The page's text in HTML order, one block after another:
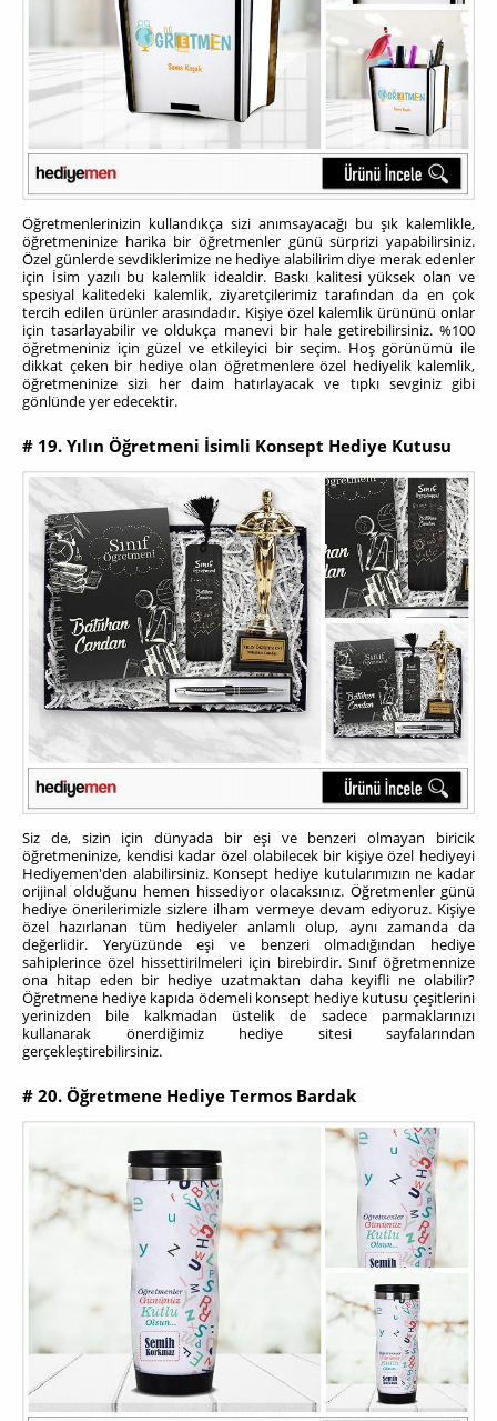
Öğretmenlerinizin kullandıkça sizi anımsayacağı bu şık kalemlikle,
öğretmeninize harika bir öğretmenler günü sürprizi yapabilirsiniz.
Özel günlerde sevdiklerimize ne hediye alabilirim diye merak edenler
için İsim yazılı bu kalemlik idealdir. Baskı kalitesi yüksek olan ve
spesiyal kalitedeki kalemlik, ziyaretçilerimiz tarafından da en çok
tercih edilen ürünler arasındadır. Kişiye özel kalemlik ürününü onlar
için tasarlayabilir ve oldukça manevi bir hale getirebilirsiniz. %100
öğretmeniniz için güzel ve etkileyici bir seçim. Hoş görünümü ile
dikkat çeken bir hediye olan öğretmenlere özel hediyelik kalemlik,
öğretmeninize sizi her daim hatırlayacak ve tıpkı sevginiz gibi
gönlünde yer edecektir.
# 19. Yılın Öğretmeni İsimli Konsept Hediye Kutusu
Siz de, sizin için dünyada bir eşi ve benzeri olmayan biricik
öğretmeninize, kendisi kadar özel olabilecek bir kişiye özel hediyeyi
Hediyemen'den alabilirsiniz. Konsept hediye kutularımızın ne kadar
orijinal olduğunu hemen hissediyor olacaksınız. Öğretmenler günü
hediye önerilerimizle sizlere ilham vermeye devam ediyoruz. Kişiye
özel hazırlanan tüm hediyeler anlamlı olup, aynı zamanda da
değerlidir. Yeryüzünde eşi ve benzeri olmadığından hediye
sahiplerince özel hissettirilmeleri için birebirdir. Sınıf öğretmennize
ona hitap eden bir hediye uzatmaktan daha keyifli ne olabilir?
Öğretmene hediye kapıda ödemeli konsept hediye kutusu çeşitlerini
yerinizden bile kalkmadan üstelik de sadece parmaklarınızı
kullanarak önerdiğimiz hediye sitesi sayfalarından
gerçekleştirebilirsiniz.
# 20. Öğretmene Hediye Termos Bardak